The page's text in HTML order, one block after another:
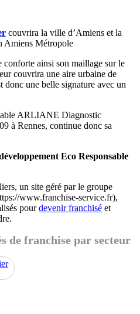
couvrira la ville d’Amiens et la
Amiens Métropole
conforte ainsi son maillage sur le
couvrira une aire urbaine de
donc une belle signature avec un
ARLIANE Diagnostic
à Rennes, continue donc sa
Eco Responsable
un site géré par le groupe
www.franchise-service.fr),
pourdevenir franchisé et
de franchise par secteur